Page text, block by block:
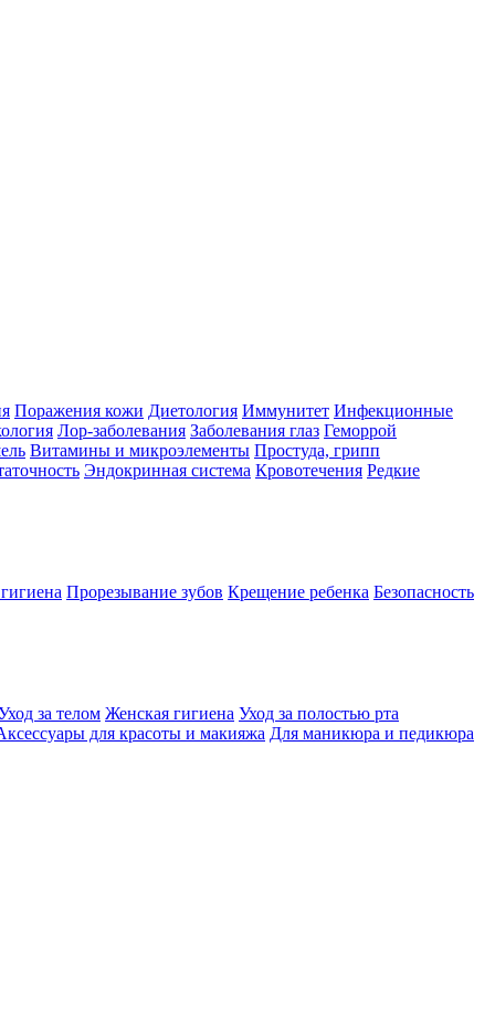
Поражения кожи Диетология Иммунитет Инфекционные
Лор-заболевания Заболевания глаз Геморрой
Витамины и микроэлементы Простуда, грипп
Эндокринная система Кровотечения Редкие
Прорезывание зубов Крещение ребенка Безопасность
за телом Женская гигиена Уход за полостью рта
для красоты и макияжа Для маникюра и педикюра